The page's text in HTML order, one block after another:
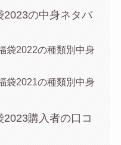
2023の中身ネタバ
袋2022の種類別中身
袋2021の種類別中身
2023購入者の口コ